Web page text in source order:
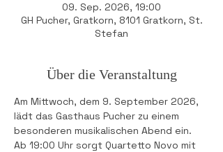
09. Sep. 2026, 19:00
GH Pucher, Gratkorn, 8101 Gratkorn, St.
Stefan
Über die Veranstaltung
Am Mittwoch, dem 9. September 2026,
lädt das Gasthaus Pucher zu einem
besonderen musikalischen Abend ein.
Ab 19:00 Uhr sorgt Quartetto Novo mit